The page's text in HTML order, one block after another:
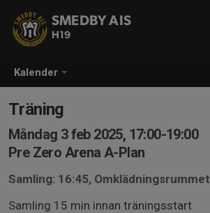
Kalender
SMEDBY AIS
H19
Träning
Måndag 3 feb 2025, 17:00-19:00
Pre Zero Arena A-Plan
Samling: 16:45, Omklädningsrummet
Samling 15 min innan träningsstart